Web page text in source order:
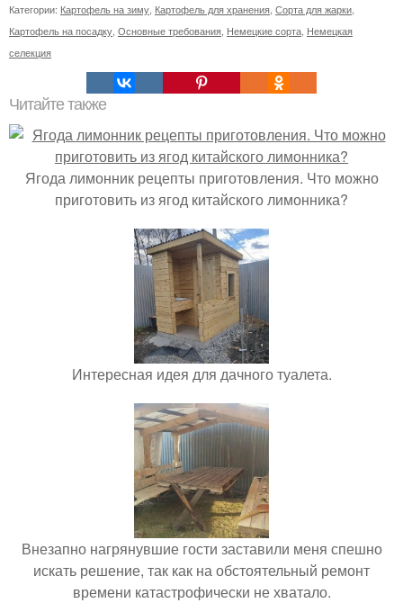
Категории: Картофель на зиму Картофель для хранения Сорта для жарки
Картофель на посадку Основные требования Немецкие сорта Немецкая
селекция
Читайте также
Ягода лимонник рецепты приготовления. Что можно
приготовить из ягод китайского лимонника?
Интересная идея для дачного туалета.
Внезапно нагрянувшие гости заставили меня спешно
искать решение, так как на обстоятельный ремонт
времени катастрофически не хватало.